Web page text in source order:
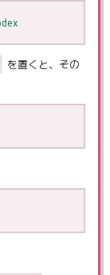
を置くと、その